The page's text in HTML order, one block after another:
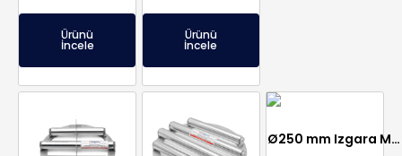
Ürünü
İncele
Ürünü
İncele
Ø250 mm Izgara Mıknatıs – Manyetik Elek